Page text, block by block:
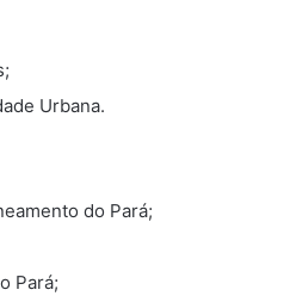
Urbana.
do Pará;
Pará;